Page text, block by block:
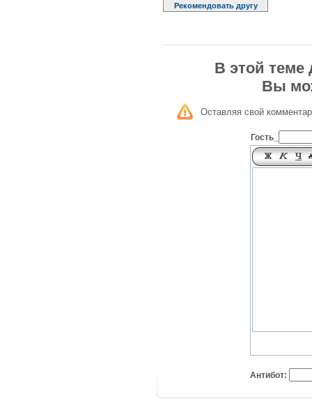
Рекомендовать другу
В этой теме
Вы
Оставляя свой
Гость_
Антибот: